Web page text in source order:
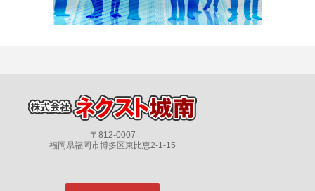
〒812-0007
福岡県福岡市博多区東比恵2-1-15